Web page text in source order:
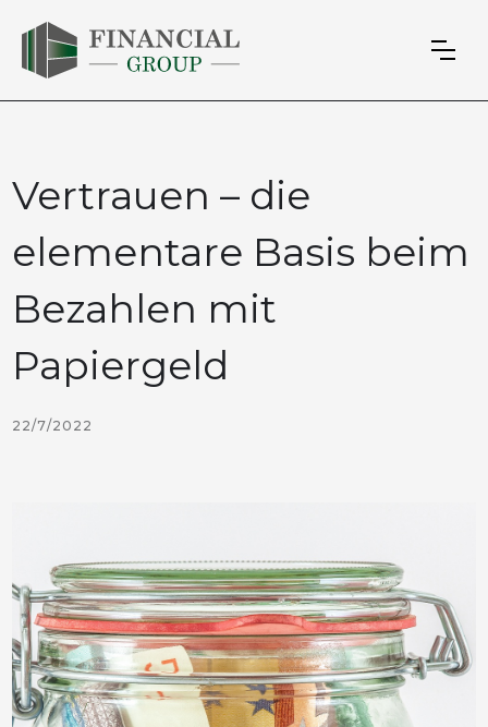
Vertrauen – die
elementare Basis beim
Bezahlen mit
Papiergeld
22/7/2022